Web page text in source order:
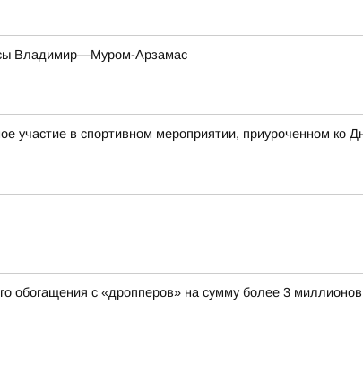
Владимир—Муром-Арзамас
в спортивном мероприятии, приуроченном ко
обогащения с «дропперов» на сумму более 3